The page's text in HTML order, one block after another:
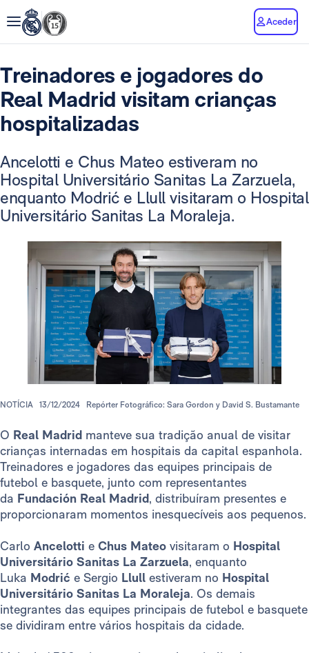
Aceder
Treinadores e jogadores do
Real Madrid visitam crianças
hospitalizadas
Ancelotti e Chus Mateo estiveram no
Hospital Universitário Sanitas La Zarzuela,
enquanto Modrić e Llull visitaram o Hospital
Universitário Sanitas La Moraleja.
NOTÍCIA 13/12/2024 Repórter Fotográfico: Sara Gordon y David S. Bustamante
O Real Madrid manteve sua tradição anual de visitar
crianças internadas em hospitais da capital espanhola.
Treinadores e jogadores das equipes principais de
futebol e basquete, junto com representantes
da Fundación Real Madrid, distribuíram presentes e
proporcionaram momentos inesquecíveis aos pequenos.
Carlo Ancelotti e Chus Mateo visitaram o Hospital
Universitário Sanitas La Zarzuela, enquanto
Luka Modrić e Sergio Llull estiveram no Hospital
Universitário Sanitas La Moraleja. Os demais
integrantes das equipes principais de futebol e basquete
se dividiram entre vários hospitais da cidade.